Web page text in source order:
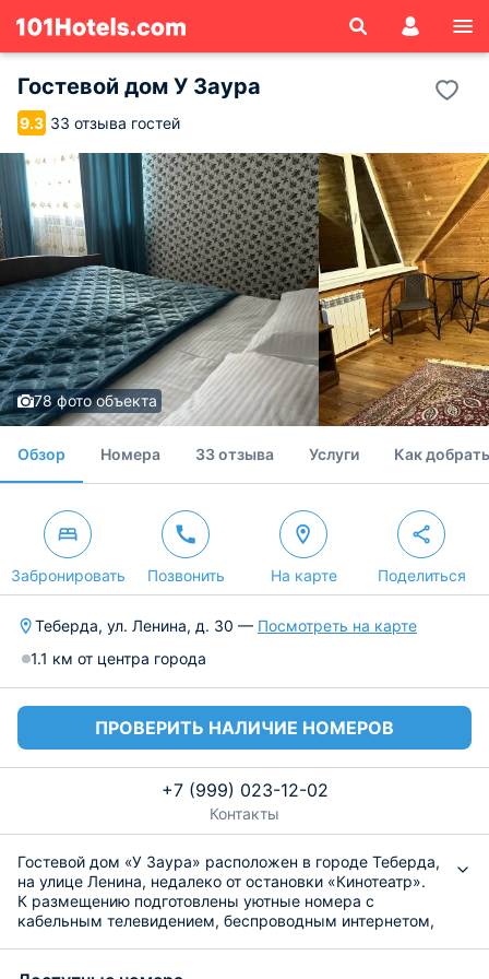
Гостевой дом У Заура
9.3 33 отзыва гостей
78 фото объекта
Обзор Номера 33 отзыва Услуги Как
Забронировать Позвонить На карте Поделиться
Теберда, ул. Ленина, д. 30 — Посмотреть на карте
1.1 км от центра города
ПРОВЕРИТЬ НАЛИЧИЕ НОМЕРОВ
+7 (999) 023-12-02
Контакты
Гостевой дом «У Заура» расположен в городе Теберда,
на улице Ленина, недалеко от остановки «Кинотеатр».
К размещению подготовлены уютные номера с
кабельным телевидением, беспроводным интернетом,